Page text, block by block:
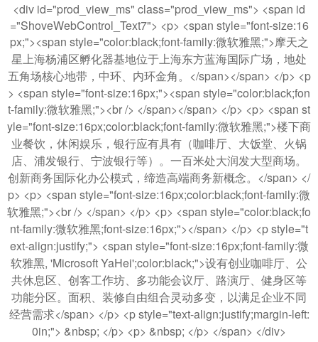
<div id="prod_view_ms" class="prod_view_ms"> <span id
="ShoveWebControl_Text7"> <p> <span style="font-size:16
px;"><span style="color:black;font-family:微软雅黑;">摩天之
星上海杨浦区孵化器基地位于上海东方蓝海国际广场，地处
五角场核心地带，中环、内环金角。</span></span> </p> <p
> <span style="font-size:16px;"><span style="color:black;fon
t-family:微软雅黑;"><br /> </span></span> </p> <p> <span st
yle="font-size:16px;color:black;font-family:微软雅黑;">楼下商
业餐饮，休闲娱乐，银行应有具有（咖啡厅、大饭堂、火锅
店、浦发银行、宁波银行等）。一百米处大润发大型商场。
创新商务国际化办公模式，缔造高端商务新概念。</span> </
p> <p> <span style="font-size:16px;color:black;font-family:微
软雅黑;"><br /> </span> </p> <p> <span style="color:black;fo
nt-family:微软雅黑;font-size:16px;"></span> </p> <p style="t
ext-align:justify;"> <span style="font-size:16px;font-family:微
软雅黑, 'Microsoft YaHei';color:black;">设有创业咖啡厅、公
共休息区、创客工作坊、多功能会议厅、路演厅、健身区等
功能分区。面积、装修自由组合灵动多变，以满足企业不同
经营需求</span> </p> <p style="text-align:justify;margin-left:
0in;"> &nbsp; </p> <p> &nbsp; </p> </span> </div>